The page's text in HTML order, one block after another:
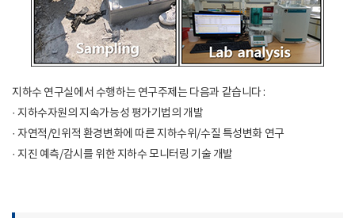
지하수 연구실에서 수행하는 연구주제는 다음과 같습니다 :
· 지하수자원의 지속가능성 평가기법의 개발
· 자연적/인위적 환경변화에 따른 지하수위/수질 특성변화 연구
· 지진 예측/감시를 위한 지하수 모니터링 기술 개발